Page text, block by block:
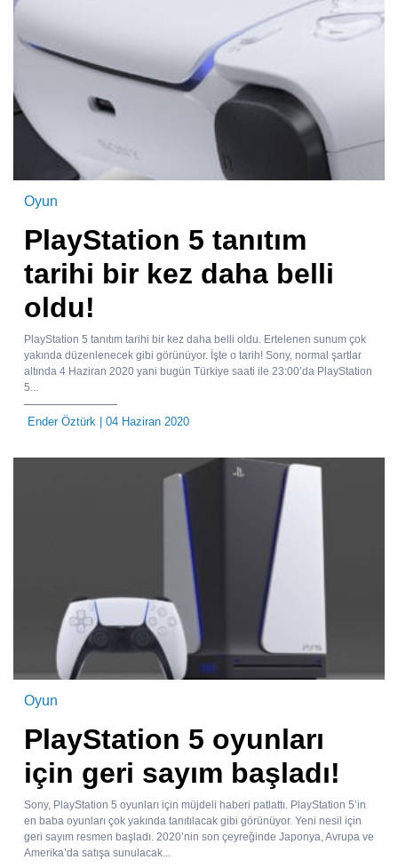
Oyun
PlayStation 5 tanıtım
tarihi bir kez daha belli
oldu!
PlayStation 5 tanıtım tarihi bir kez daha belli oldu. Ertelenen sunum çok
yakında düzenlenecek gibi görünüyor. İşte o tarih! Sony, normal şartlar
altında 4 Haziran 2020 yani bugün Türkiye saati ile 23:00’da PlayStation
5...
Ender Öztürk | 04 Haziran 2020
Oyun
PlayStation 5 oyunları
için geri sayım başladı!
Sony, PlayStation 5 oyunları için müjdeli haberi patlattı. PlayStation 5’in
en baba oyunları çok yakında tanıtılacak gibi görünüyor. Yeni nesil için
geri sayım resmen başladı. 2020’nin son çeyreğinde Japonya, Avrupa ve
Amerika’da satışa sunulacak...